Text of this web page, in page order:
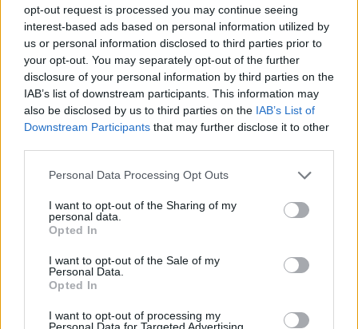
opt-out request is processed you may continue seeing
interest-based ads based on personal information utilized by
us or personal information disclosed to third parties prior to
your opt-out. You may separately opt-out of the further
disclosure of your personal information by third parties on the
IAB’s list of downstream participants. This information may
also be disclosed by us to third parties on the IAB’s List of
Downstream Participants that may further disclose it to other
Personal Data Processing Opt Outs
I want to opt-out of the Sharing of my
personal data.
Opted In
I want to opt-out of the Sale of my
Personal Data.
Opted In
I want to opt-out of processing my
Personal Data for Targeted Advertising.
Esim for USA|Esim for Italy| Esim for Spain | Esim